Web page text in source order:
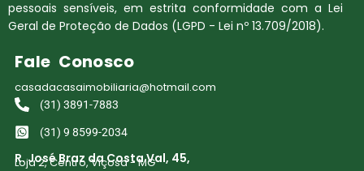
pessoais sensíveis, em estrita conformidade com a Lei
Geral de Proteção de Dados (LGPD - Lei nº 13.709/2018).
Fale Conosco
casadacasaimobiliaria@hotmail.com
(31) 3891-7883
(31) 9 8599-2034
R. José Braz da Costa Val, 45,
Loja 2, Centro, Viçosa - MG